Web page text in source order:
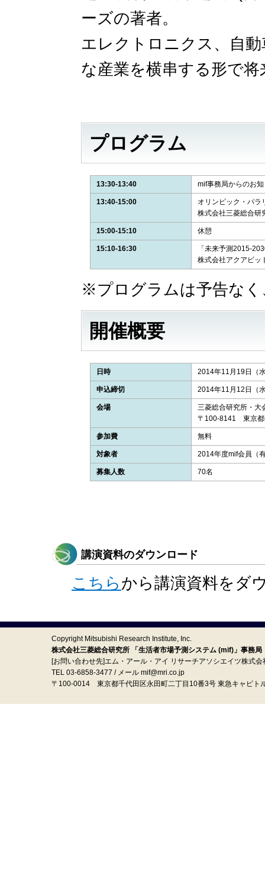
ーズの著者。
エレクトロニクス、自
な産業を横串する形で
プログラム
13:30-13:40 mif事務局からのお
13:40-15:00
オリンピック・パラ
株式会社三菱総合
15:00-15:10 休憩
15:10-16:30
「未来予測2015-
株式会社アクアビ
※プログラムは予告な
開催概要
日時 2014年11月19日（
申込締切 2014年11月12日（
会場
三菱総合研究所・大
〒100-8141 東京都
参加費 無料
対象者 2014年度mif会員（
募集人数 70名
講演資料のダウンロード
こちらから講演資料をダ
Copyright Mitsubishi Research Institute, Inc.
株式会社三菱総合研究所 「生活者市場予測システム (mif)」事務局
[お問い合わせ先]エム・アール・アイ リサーチアソシエイツ株式会
TEL 03-6858-3477 / メール mif@mri.co.jp
〒100‐0014 東京都千代田区永田町二丁目10番3号 東急キャピト